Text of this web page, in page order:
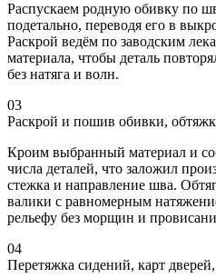
Распускаем родную обивку по
подетально, переводя его в
Раскрой ведём по заводским
материала, чтобы деталь
без натяга и волн.
03
Раскрой и пошив обивки,
Кроим выбранный материал и
числа деталей, что заложил
стежка и направление шва.
валики с равномерным
рельефу без морщин и
04
Перетяжка сидений, карт